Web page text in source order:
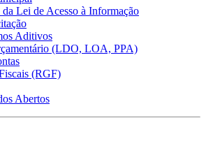
da Lei de Acesso à Informação
Aditivos
(LDO, LOA, PPA)
(RGF)
Abertos